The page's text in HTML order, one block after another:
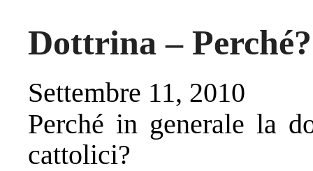
Dottrina –
Settembre 11, 2010
Perché in generale la
cattolici?